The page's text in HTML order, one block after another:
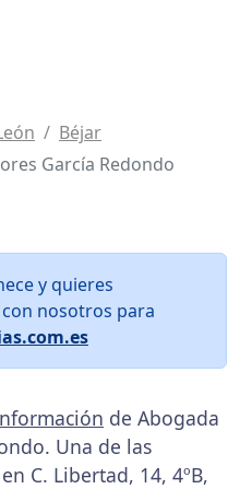
Béjar
García Redondo
y quieres
nosotros para
de Abogada
Una de las
C. Libertad, 14, 4ºB,